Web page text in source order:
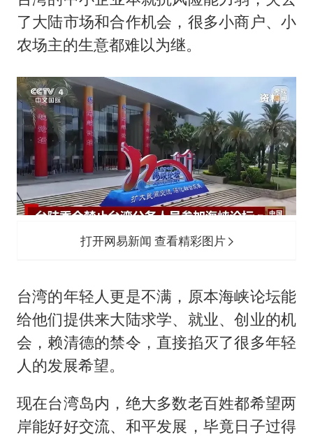
了大陆市场和合作机会，很多小商户、小
农场主的生意都难以为继。
打开网易新闻 查看精彩图片
台湾的年轻人更是不满，原本海峡论坛能
给他们提供来大陆求学、就业、创业的机
会，赖清德的禁令，直接掐灭了很多年轻
人的发展希望。
现在台湾岛内，绝大多数老百姓都希望两
岸能好好交流、和平发展，毕竟日子过得